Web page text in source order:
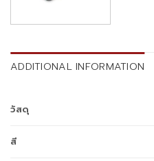
ADDITIONAL INFORMATION
วัสดุ
สี